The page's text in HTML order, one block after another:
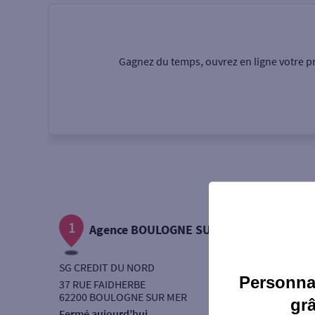
Autour de moi
Gagnez du temps, ouvrez en ligne votre
1 Agence BOULOGNE SUR MER
SG CREDIT DU NORD
37 RUE FAIDHERBE
62200 BOULOGNE SUR MER